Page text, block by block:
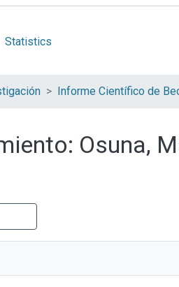
Statistics
Informe Científico de
Osuna,